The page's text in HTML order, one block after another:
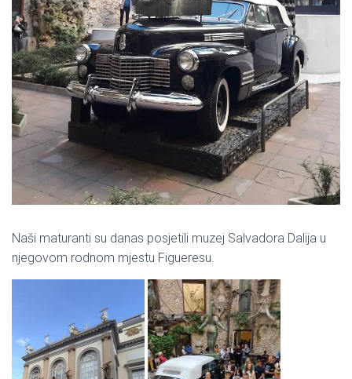
Naši maturanti su danas posjetili muzej Salvadora Dalija u
njegovom rodnom mjestu Figueresu.